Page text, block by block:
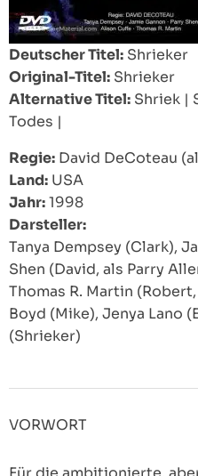
Deutscher Titel: Shrieker
Original-Titel: Shrieker
Alternative Titel: Shriek |
Todes |
Regie: David DeCoteau
Land: USA
Jahr:1998
Darsteller:
Tanya Dempsey (Clark),
Shen (David, als Parry
Thomas R. Martin
Boyd (Mike), Jenya Lano
(Shrieker)
VORWORT